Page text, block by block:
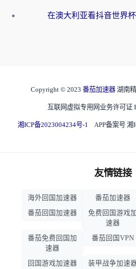
Copyright © 2023 番茄加速器 湖南
互联网虚拟专用网业务许可证
湘ICP备2023004234号-1 APP备案号 湘
友情链接
海外回国加速器 番茄加速器
番茄回国加速器
免费回国游戏加
速器
番茄免费回国加
速器
番茄回国VPN
回国游戏加速器
装甲战争加速